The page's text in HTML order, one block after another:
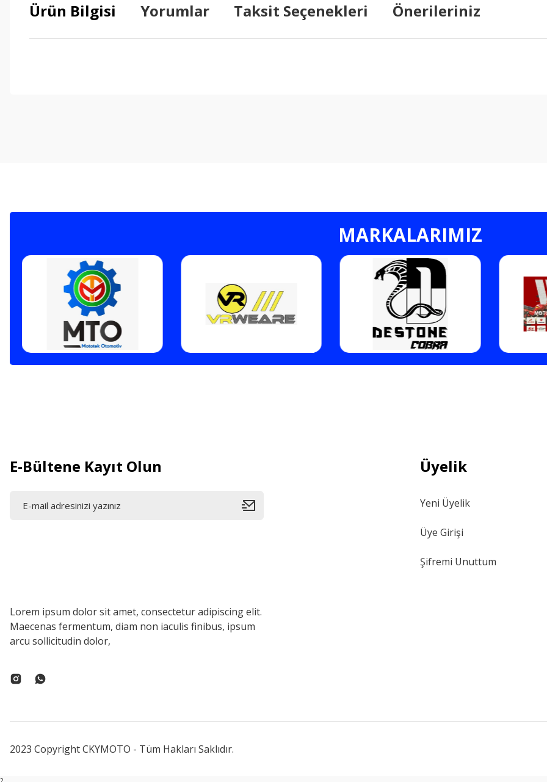
Ürün Bilgisi Yorumlar Taksit Seçenekleri Önerileriniz
Gönder
MARKALARIMIZ
E-Bültene Kayıt Olun
Lorem ipsum dolor sit amet, consectetur adipiscing elit.
Maecenas fermentum, diam non iaculis finibus, ipsum
arcu sollicitudin dolor,
Üyelik
Yeni Üyelik
Üye Girişi
Şifremi Unuttum
2023 Copyright CKYMOTO - Tüm Hakları Saklıdır.